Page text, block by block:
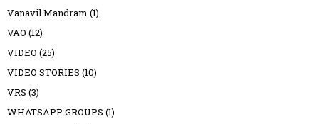
Vanavil Mandram (1)
VAO (12)
VIDEO (25)
VIDEO STORIES (10)
VRS (3)
WHATSAPP GROUPS (1)